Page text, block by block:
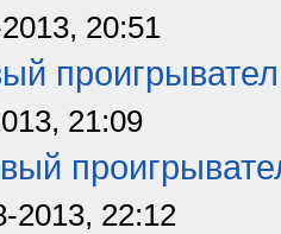
20:51
21:09
2013, 22:12